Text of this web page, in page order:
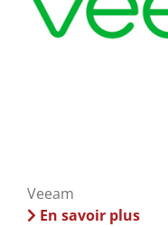
Veeam
En savoir plus